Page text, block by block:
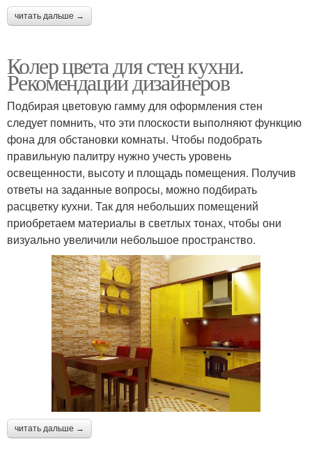
читать дальше →
Колер цвета для стен кухни.
Рекомендации дизайнеров
Подбирая цветовую гамму для оформления стен
следует помнить, что эти плоскости выполняют функцию
фона для обстановки комнаты. Чтобы подобрать
правильную палитру нужно учесть уровень
освещенности, высоту и площадь помещения. Получив
ответы на заданные вопросы, можно подбирать
расцветку кухни. Так для небольших помещений
приобретаем материалы в светлых тонах, чтобы они
визуально увеличили небольшое пространство.
читать дальше →